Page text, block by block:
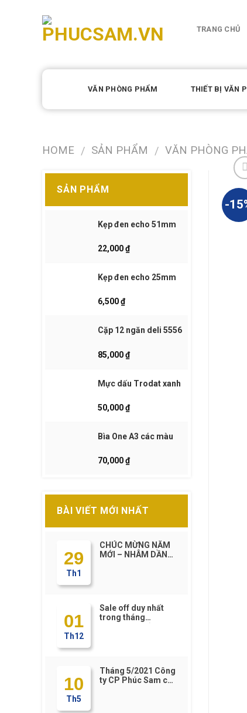
TRANG CHỦ
VĂN PHÒNG PHẨM THIẾT BỊ VĂN
HOME / SẢN PHẨM / VĂN PHÒNG
-
SẢN PHẨM
Kẹp đen echo 51mm
22,000₫
Kẹp đen echo 25mm
6,500₫
Cặp 12 ngăn deli 5556
85,000₫
Mực dấu Trodat xanh
50,000₫
Bìa One A3 các màu
70,000₫
BÀI VIẾT MỚI NHẤT
29
Th1
CHÚC MỪNG NĂM
MỚI – NHÂM DẦN
01
Th12
Sale off duy nhất
trong tháng
10
Th5
Tháng 5/2021 Công
ty CP Phúc Sam có